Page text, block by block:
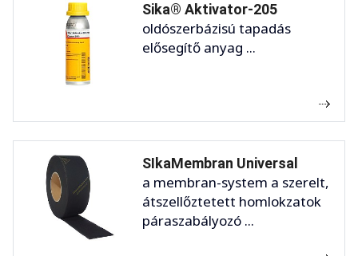
Sika® Aktivator-205
oldószerbázisú tapadás
elősegítő anyag ...
SIkaMembran Universal
a membran-system a szerelt,
átszellőztetett homlokzatok
páraszabályozó ...